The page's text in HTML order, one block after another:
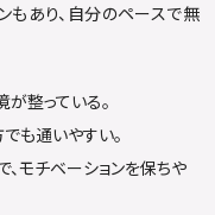
もあり、自分のペースで無
整っている。
も通いやすい。
モチベーションを保ちや